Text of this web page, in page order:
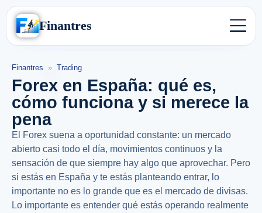
Finantres
Finantres » Trading
Forex en España: qué es,
cómo funciona y si merece la
pena
El Forex suena a oportunidad constante: un mercado
abierto casi todo el día, movimientos continuos y la
sensación de que siempre hay algo que aprovechar. Pero
si estás en España y te estás planteando entrar, lo
importante no es lo grande que es el mercado de divisas.
Lo importante es entender qué estás operando realmente